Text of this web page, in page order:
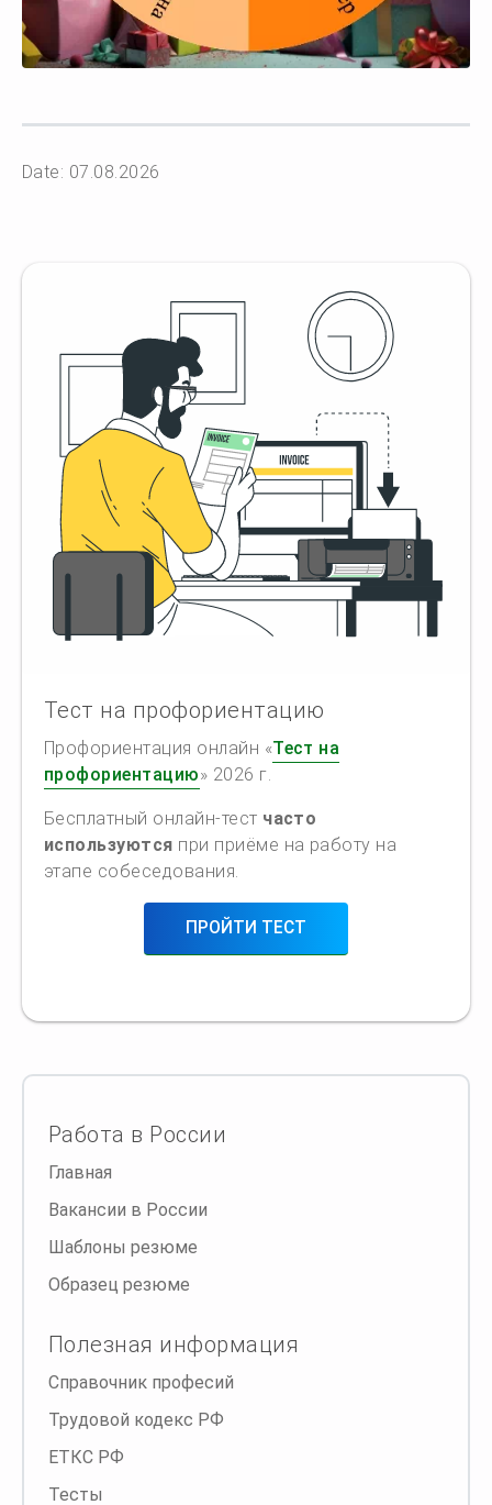
Date: 07.08.2026
Тест на профориентацию
Профориентация онлайн «Тест на
профориентацию» 2026 г.
Бесплатный онлайн-тест часто
используются при приёме на работу на
этапе собеседования.
ПРОЙТИ ТЕСТ
Работа в России
Главная
Вакансии в России
Шаблоны резюме
Образец резюме
Полезная информация
Справочник професий
Трудовой кодекс РФ
ЕТКС РФ
Тесты